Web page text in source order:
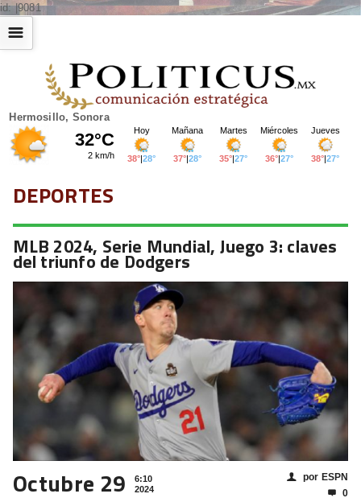
id: |9081
Hermosillo, Sonora
☰
DEPORTES
MLB 2024, Serie Mundial, Juego 3: claves
del triunfo de Dodgers
Octubre 29
6:10
2024
👤 por ESPN
 0